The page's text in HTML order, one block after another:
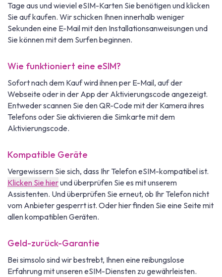
Tage aus und wieviel eSIM-Karten Sie benötigen und klicken
Sie auf kaufen. Wir schicken Ihnen innerhalb weniger
Sekunden eine E-Mail mit den Installationsanweisungen und
Sie können mit dem Surfen beginnen.
Wie funktioniert eine eSIM?
Sofort nach dem Kauf wird ihnen per E-Mail, auf der
Webseite oder in der App der Aktivierungscode angezeigt.
Entweder scannen Sie den QR-Code mit der Kamera ihres
Telefons oder Sie aktivieren die Simkarte mit dem
Aktivierungscode.
Kompatible Geräte
Vergewissern Sie sich, dass Ihr Telefon eSIM-kompatibel ist.
Klicken Sie hierund überprüfen Sie es mit unserem
Assistenten. Und überprüfen Sie erneut, ob Ihr Telefon nicht
vom Anbieter gesperrt ist. Oder hier finden Sie eine Seite mit
allen kompatiblen Geräten.
Geld-zurück-Garantie
Bei simsolo sind wir bestrebt, Ihnen eine reibungslose
Erfahrung mit unseren eSIM-Diensten zu gewährleisten.